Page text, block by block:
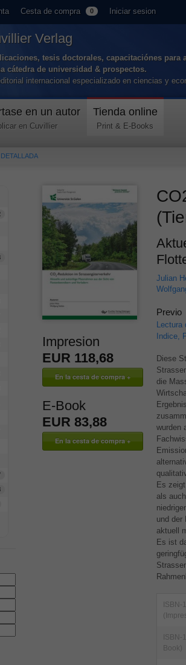
Cesta de compra 0 Iniciar sesion
Verlag
tesis doctorales, capacitaciónes para
cátedra de universidad & prospectos.
internacional especializado en ciencias y
en un autor
en Cuvillier
Tienda online
Print & E-Books
Impresion
EUR 118,68
E-Book
EUR 83,88
Julian
Previo
Lectura
Indice,
Diese
die
wurden
Es
als
und der
aktuell
Es ist
ISBN-
ISBN-
Book)